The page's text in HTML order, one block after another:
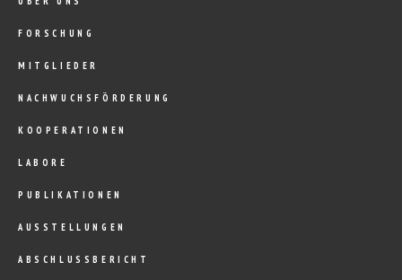
FORSCHUNG
MITGLIEDER
NACHWUCHSFÖRDERUNG
KOOPERATIONEN
LABORE
PUBLIKATIONEN
AUSSTELLUNGEN
ABSCHLUSSBERICHT